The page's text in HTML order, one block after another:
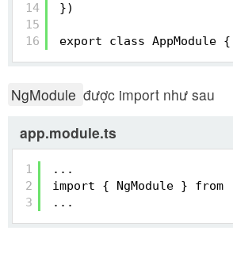
14
15
16
})
export class AppModule
NgModule được import như sau
app.module.ts
1
2
3
...
import { NgModule } from
...